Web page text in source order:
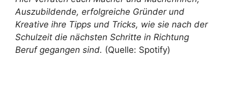
Auszubildende, erfolgreiche Gründer und
Kreative ihre Tipps und Tricks, wie sie nach der
Schulzeit die nächsten Schritte in Richtung
Beruf gegangen sind. (Quelle: Spotify)